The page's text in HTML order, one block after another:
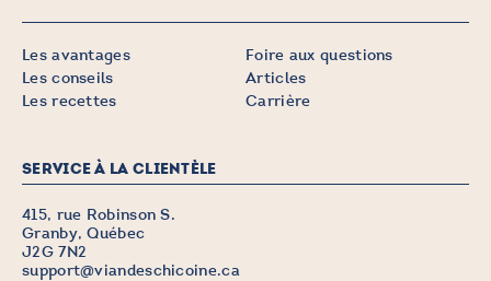
Les avantages
Les conseils
Les recettes
Foire aux questions
Articles
Carrière
SERVICE À LA CLIENTÈLE
415, rue Robinson S.
Granby, Québec
J2G 7N2
support@viandeschicoine.ca